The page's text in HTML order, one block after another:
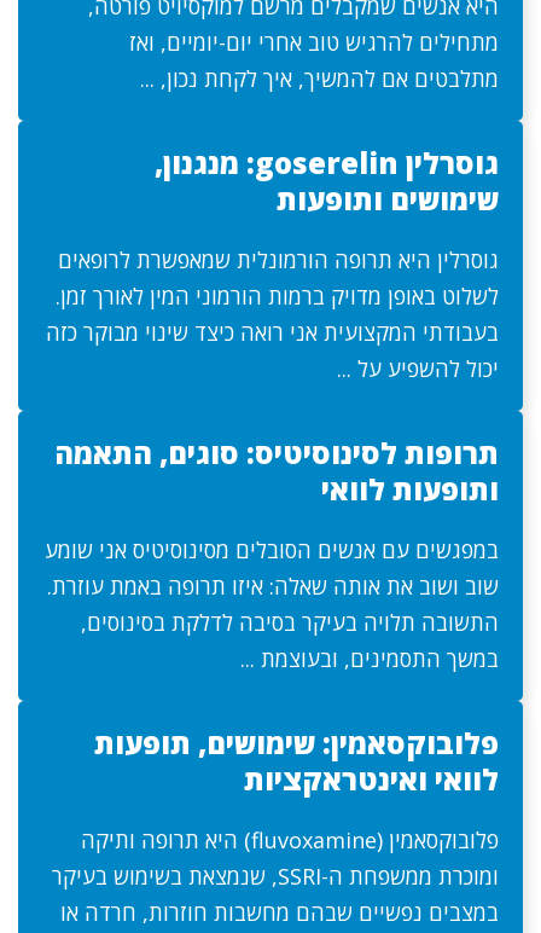
היא אנשים שמקבלים מרשם למוקסיויט פורטה,
מתחילים להרגיש טוב אחרי יום-יומיים, ואז
מתלבטים אם להמשיך, איך לקחת נכון, ...
גוסרלין goserelin: מנגנון,
שימושים ותופעות
גוסרלין היא תרופה הורמונלית שמאפשרת לרופאים
לשלוט באופן מדויק ברמות הורמוני המין לאורך זמן.
בעבודתי המקצועית אני רואה כיצד שינוי מבוקר כזה
יכול להשפיע על ...
תרופות לסינוסיטיס: סוגים, התאמה
ותופעות לוואי
במפגשים עם אנשים הסובלים מסינוסיטיס אני שומע
שוב ושוב את אותה שאלה: איזו תרופה באמת עוזרת.
התשובה תלויה בעיקר בסיבה לדלקת בסינוסים,
במשך התסמינים, ובעוצמת ...
פלובוקסאמין: שימושים, תופעות
לוואי ואינטראקציות
פלובוקסאמין (fluvoxamine) היא תרופה ותיקה
ומוכרת ממשפחת ה-SSRI, שנמצאת בשימוש בעיקר
במצבים נפשיים שבהם מחשבות חוזרות, חרדה או